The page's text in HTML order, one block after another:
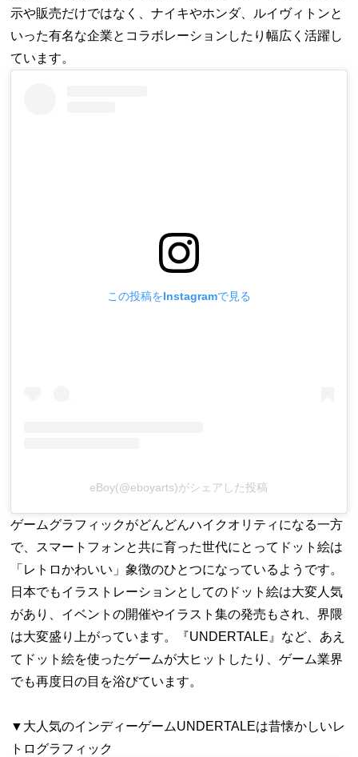
示や販売だけではなく、ナイキやホンダ、ルイヴィトンと
いった有名な企業とコラボレーションしたり幅広く活躍し
ています。
この投稿をInstagramで見る
eBoy(@eboyarts)がシェアした投稿
ゲームグラフィックがどんどんハイクオリティになる一方
で、スマートフォンと共に育った世代にとってドット絵は
「レトロかわいい」象徴のひとつになっているようです。
日本でもイラストレーションとしてのドット絵は大変人気
があり、イベントの開催やイラスト集の発売もされ、界隈
は大変盛り上がっています。『UNDERTALE』など、あえ
てドット絵を使ったゲームが大ヒットしたり、ゲーム業界
でも再度日の目を浴びています。
▼大人気のインディーゲームUNDERTALEは昔懐かしいレ
トログラフィック